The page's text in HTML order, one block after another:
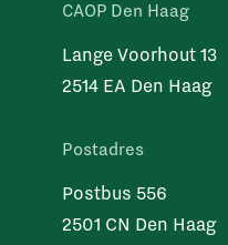
CAOP Den Haag
Lange Voorhout 13
2514 EA Den Haag
Postadres
Postbus 556
2501 CN Den Haag